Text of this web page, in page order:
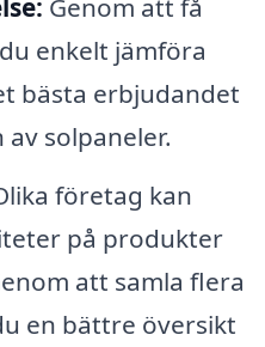
enkelt jämföra
bästa erbjudandet
solpaneler.
företag kan
på produkter
att samla flera
en bättre översikt